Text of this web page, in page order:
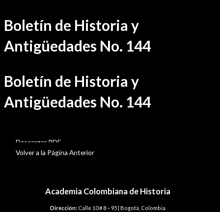
Ir
al
contenido
Boletín de Historia y
Antigüedades No. 144
Boletín de Historia y
Antigüedades No. 144
Descargar PDF
Volver a la Página Anterior
Academia Colombiana de Historia
Dirección:Calle 10 # 8 – 95 | Bogotá, Colombia